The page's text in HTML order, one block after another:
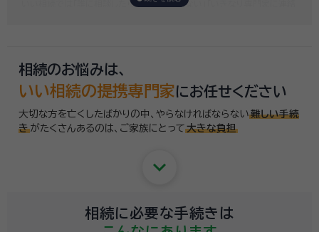
いい相続では「誰に相談したらいいかわからない」「いきなり専門家に連絡
相続のお悩みは、
いい相続の提携専門家にお任せください
大切な方を亡くしたばかりの中、やらなければならない 難しい手続
き がたくさんあるのは、 ご家族にとって 大きな負担
keyboard_arrow_down
相続に必要な手続きは